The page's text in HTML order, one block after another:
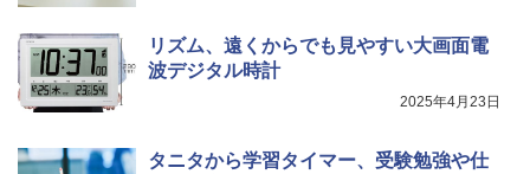
リズム、遠くからでも見やすい大画面電
波デジタル時計
2025年4月23日
タニタから学習タイマー、受験勉強や仕